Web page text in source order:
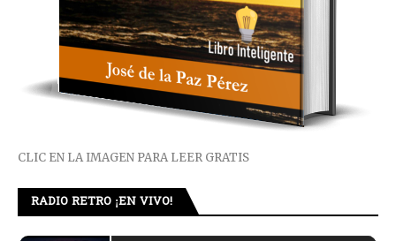
CLIC EN LA IMAGEN PARA LEER GRATIS
RADIO RETRO ¡EN VIVO!